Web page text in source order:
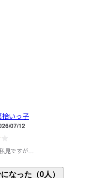
拾いっ子
07/12
見ですが…
大きさと形。あまり力が要
なった（0人）